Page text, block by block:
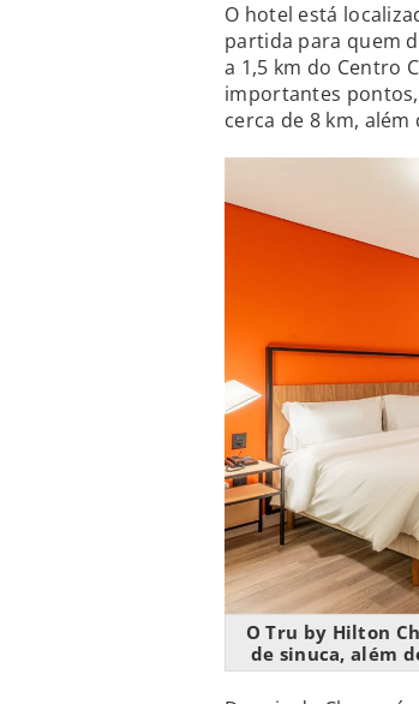
O hotel está
partida para quem
a 1,5 km do Centro
importantes
cerca de 8 km,
O Tru by Hilton
de sinuca, além